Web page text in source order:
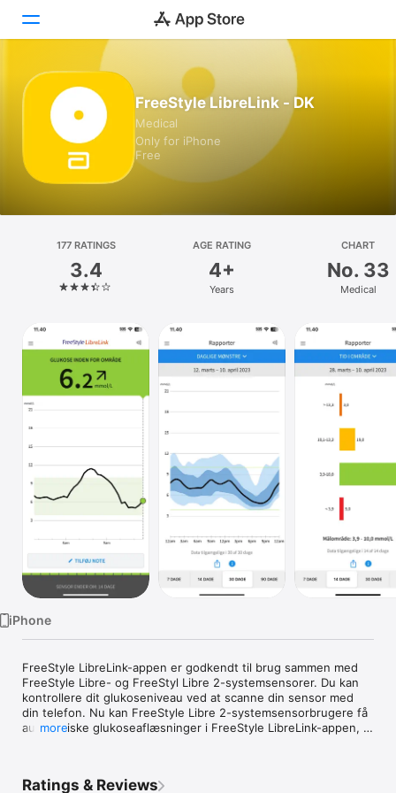
Today
Games
Apps
Platform
iPhone
Mac
Watch
TV
FreeStyle LibreLink - DK
Medical
Only for iPhone
Free
177 RATINGS
3.4
AGE RATING
4+
Years
CHART
No. 33
Medical
iPhone
FreeStyle LibreLink-appen er godkendt til brug sammen med
FreeStyle Libre- og FreeStyl Libre 2-systemsensorer. Du kan
kontrollere dit glukoseniveau ved at scanne din sensor med
din telefon. Nu kan FreeStyle Libre 2-systemsensorbrugere få
automatiske glukoseaflæsninger i FreeStyle LibreLink-appen,
Du kan bruge FreeStyle LibreLink appen til at:
more
Ratings & Reviews